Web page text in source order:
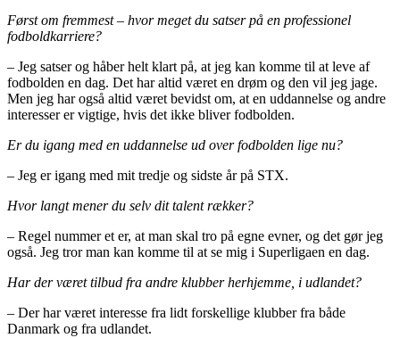
Først om fremmest – hvor meget du satser på en professionel
fodboldkarriere?
– Jeg satser og håber helt klart på, at jeg kan komme til at leve af
fodbolden en dag. Det har altid været en drøm og den vil jeg jage.
Men jeg har også altid været bevidst om, at en uddannelse og andre
interesser er vigtige, hvis det ikke bliver fodbolden.
Er du igang med en uddannelse ud over fodbolden lige nu?
– Jeg er igang med mit tredje og sidste år på STX.
Hvor langt mener du selv dit talent rækker?
– Regel nummer et er, at man skal tro på egne evner, og det gør jeg
også. Jeg tror man kan komme til at se mig i Superligaen en dag.
Har der været tilbud fra andre klubber herhjemme, i udlandet?
– Der har været interesse fra lidt forskellige klubber fra både
Danmark og fra udlandet.